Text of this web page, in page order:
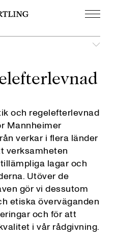
Meny
och regelefterlevnad
Mannheimer
verkar i flera länder
verksamheten
lagar och
Utöver de
gör vi dessutom
etiska överväganden
och för att
i vår rådgivning.
Visa
undermeny
Visa